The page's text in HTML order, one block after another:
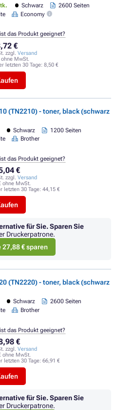
Schwarz
2600 Seiten
Economy
€
zzgl. Versand
MwSt.
letzten 30 Tage: 8,50 €
das Produkt geeignet?
(TN2210) - toner, black (schwarz
Schwarz
1200 Seiten
Brother
€
zzgl. Versand
ohne MwSt.
letzten 30 Tage: 44,15 €
das Produkt geeignet?
für Sie.Sparen Sie
Druckerpatrone.
€ sparen
(TN2220) - toner, black (schwarz
Schwarz
2600 Seiten
Brother
€
zzgl. Versand
ohne MwSt.
letzten 30 Tage: 66,91 €
das Produkt geeignet?
für Sie.Sparen Sie
Druckerpatrone.